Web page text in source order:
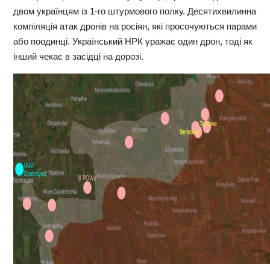
двом українцям із 1-го штурмового полку. Десятихвилинна
компіляція атак дронів на росіян, які просочуються парами
або поодинці. Український НРК уражає один дрон, тоді як
інший чекає в засідці на дорозі.